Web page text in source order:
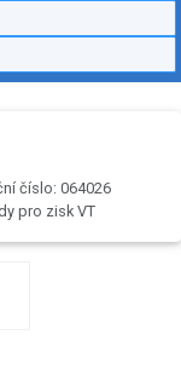
číslo: 064026
pro zisk VT